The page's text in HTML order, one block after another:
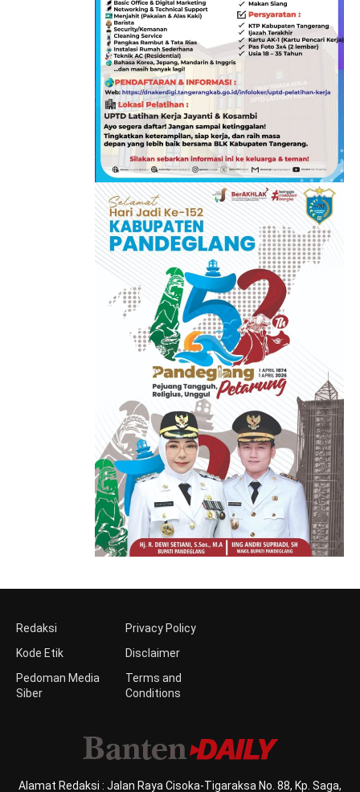
Redaksi
Kode Etik
Pedoman Media
Siber
Privacy Policy
Disclaimer
Terms and
Conditions
Alamat Redaksi : Jalan Raya Cisoka-Tigaraksa No. 88, Kp. Saga,